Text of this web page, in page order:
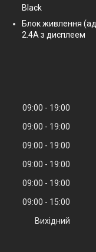
Black
Блок живлення
2.4A з дисплеем
09:00
19:00
09:00
19:00
09:00
19:00
09:00
19:00
09:00
19:00
09:00
15:00
Вихідний